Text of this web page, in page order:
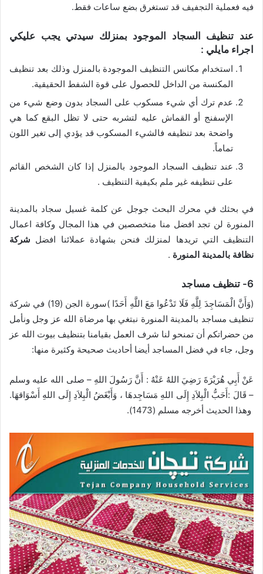
فيه فعملية التجفيف قد تستغرق بضع ساعات فقط.
عند تنظيف السجاد الموجود بمنزلك سيدتي يجب عليكي
اجراء مايلي :
استخدام مكانس التنظيف الموجودة بالمنزل وذلك بعد تنظيف
المكنسة من الداخل للحصول على قوة الشفط الحقيقية.
عدم ترك أي شيء مسكوب على السجاد بدون وضع شيء من
الإسفنج أو القماش عليه لتشربه حتى لا تظل البقع كما هي
واضحة بعد تنظيفه فالشيء المسكوب قد يؤدي إلى تغير اللون
تماماً.
عند تنظيف السجاد الموجود بالمنزل إذا كان الشخص القائم
على تنظيفه غير ملم بكيفية التنظيف .
في بحثك في محرك البحث جوجل عن كلمة غسيل سجاد بالمدينة
المنورة لن تجد افضل منا متخصصين في هذا المجال وكافة اعمال
التنظيف التي تريدها لمنزلك فنحن بشهادة عملائنا افضل شركة
نظافة بالمدينة المنورة .
6- تنظيف مساجد
(وَأَنَّ الْمَسَاجِدَ لِلَّهِ فَلَا تَدْعُوا مَعَ اللَّهِ أَحَدًا )سورة الجن (19) في شركة
تنظيف مساجد بالمدينة المنورة نبتغي بها مرضاة الله عز وجل ونأمل
من حضراتكم أن تمنحو لنا شرف العمل بقيامنا بتنظيف بيوت الله عز
وجل، جاء في فضل المساجد أيضا أحاديث صحيحة وكثيرة منها:
عَنْ أَبِي هُرَيْرَةَ رَضِيَ اللهُ عَنْهُ : أَنَّ رَسُولَ اللهِ – صلى الله عليه وسلم
– قَالَ :أَحَبُّ الْبِلاَدِ إِلَى اللهِ مَسَاجِدهَا ، وَأَبْغَضُ الْبِلاَدِ إِلَى اللهِ أَسْوَاقهَا.
وهذا الحديث أخرجه مسلم (1473).